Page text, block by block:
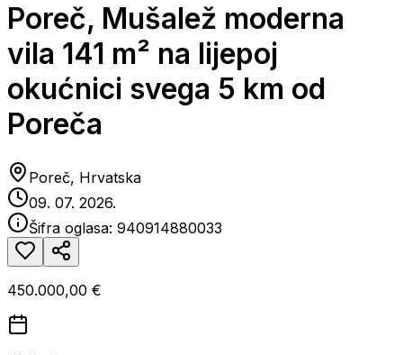
Poreč, Mušalež moderna
vila 141 m² na lijepoj
okućnici svega 5 km od
Poreča
Poreč, Hrvatska
09. 07. 2026.
Šifra oglasa: 940914880033
450.000,00 €